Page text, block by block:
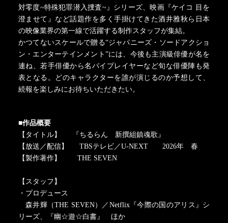
対零度~特殊犯罪潜入捜査~』シリーズ、映画『ケイコ 目を
澄ませて』など話題作を多く手掛けてきた酒井雅秋ら日本
の映像業界の第一線で活躍する制作スタッフが集結。
かつてないスケールで贈る“ジャパニーズ・ソードアクショ
ン・エンターテインメント”には、今後も主演級俳優が名を
連ね、若手俳優から名バイプレイヤーなど旬な俳優陣も発
表となる。どのキャラクターを誰が演じるのか予想して、
続報を楽しみにお待ちいただきたい。
■作品概要
【タイトル】 『ちるらん 新撰組鎮魂歌』
【放送／配信】 TBSテレビ／U-NEXT 2026年 春
【製作著作】 THE SEVEN
【スタッフ】
・プロデュース
森井輝（THE SEVEN）／Netflix『今際の国のアリス』シ
リーズ、『幽☆遊☆白書』 ほか